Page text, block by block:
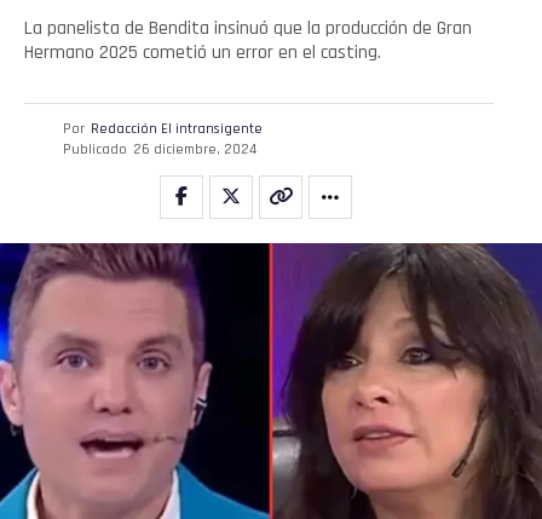
La panelista de Bendita insinuó que la producción de Gran
Hermano 2025 cometió un error en el casting.
Por Redacción El intransigente
Publicado 26 diciembre, 2024
Flipboard
Reddit
Pinterest
Whatsapp
Email